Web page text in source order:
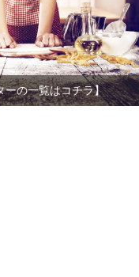
ーの一覧はコチラ】